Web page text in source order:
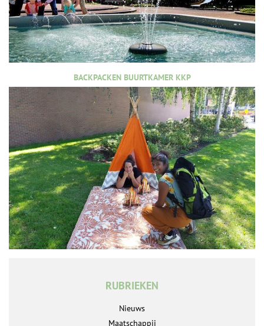
BACKPACKEN BUURTKAMER KKP
RUBRIEKEN
Nieuws
Maatschappij